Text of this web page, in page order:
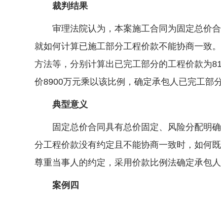
裁判结果
审理法院认为，本案施工合同为固定总价合
就如何计算已施工部分工程价款不能协商一致
方法等，分别计算出已完工部分的工程价款为
价8900万元乘以该比例，确定承包人已完工部
典型意义
固定总价合同具有总价固定、风险分配明确
分工程价款没有约定且不能协商一致时，如何
尊重当事人的约定，采用价款比例法确定承包
案例四